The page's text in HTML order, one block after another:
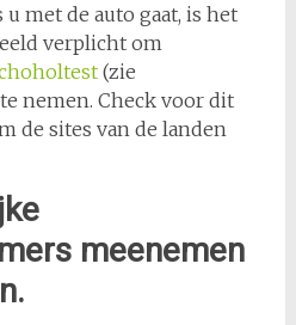
met de auto gaat, is het
verplicht om
(zie
nemen. Check voor dit
de sites van de landen
meenemen